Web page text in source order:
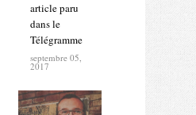
article paru
dans le
Télégramme
septembre 05,
2017